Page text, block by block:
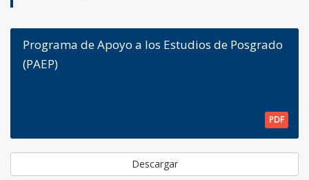
Programa de Apoyo a los Estudios de Posgrado
(PAEP)
PDF
Descargar